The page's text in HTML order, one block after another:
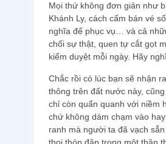
Mọi thứ không đơn giản như
Khánh Ly, cách cấm bán vé
nghĩa để phục vụ… và cả
chối sự thật, quen tự cắt gọt
kiểm duyệt mỗi ngày. Hãy
Chắc rồi có lúc bạn sẽ nhận
thông trên đất nước này,
chỉ còn quẩn quanh với niềm
chứ không dám chạm vào
ranh mà người ta đã vạch
thoi thóp đập trong một thân